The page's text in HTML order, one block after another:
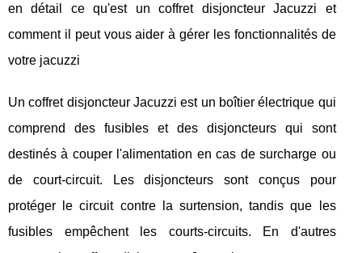
en détail ce qu'est un coffret disjoncteur Jacuzzi et
comment il peut vous aider à gérer les fonctionnalités de
votre jacuzzi
Un coffret disjoncteur Jacuzzi est un boîtier électrique qui
comprend des fusibles et des disjoncteurs qui sont
destinés à couper l'alimentation en cas de surcharge ou
de court-circuit. Les disjoncteurs sont conçus pour
protéger le circuit contre la surtension, tandis que les
fusibles empêchent les courts-circuits. En d'autres